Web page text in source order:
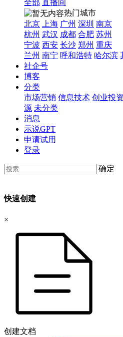
全部 直播间
热门城市
北京
上海 广州 深圳 南京
杭州 武汉 成都 合肥 苏州
宁波 西安 长沙 郑州 重庆
兰州 南宁 呼和浩特 哈尔滨
社企号
博客
分类
市场营销 信息技术 创业投资
源 未分类
消息
示说GPT
申请试用
登录
确定
快速创建
×
创建文档